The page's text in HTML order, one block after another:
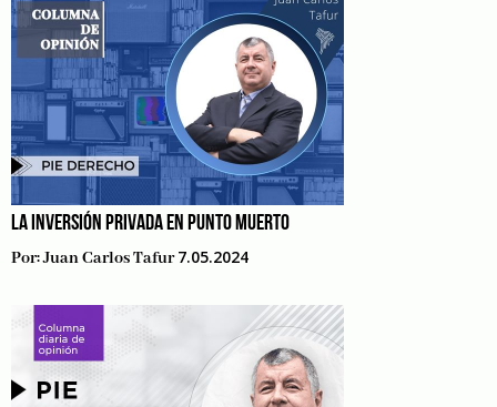
LA INVERSIÓN PRIVADA EN PUNTO MUERTO
Por:Juan Carlos Tafur 7.05.2024